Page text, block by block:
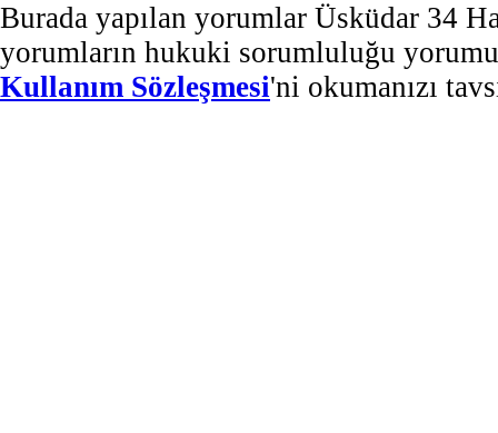
Burada yapılan yorumlar Üsküdar 34
yorumların hukuki sorumluluğu
Kullanım Sözleşmesi'ni okumanızı